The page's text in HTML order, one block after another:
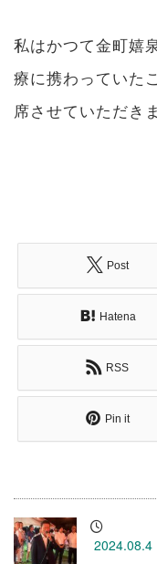
私はかつて金町嬉
療に携わっていた
席させていただき
Post
Hatena
RSS
Pin it
2024.08.4